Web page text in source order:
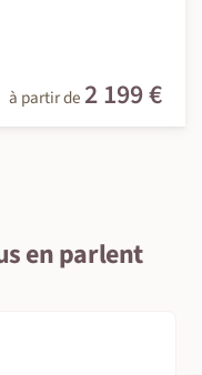
à partir de 2 199 €
en parlent